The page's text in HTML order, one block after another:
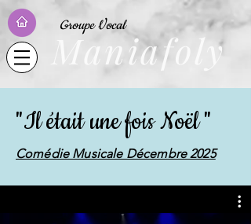
Maniafoly
Groupe Vocal
"Il était une fois Noël "
Comédie Musicale Décembre 2025